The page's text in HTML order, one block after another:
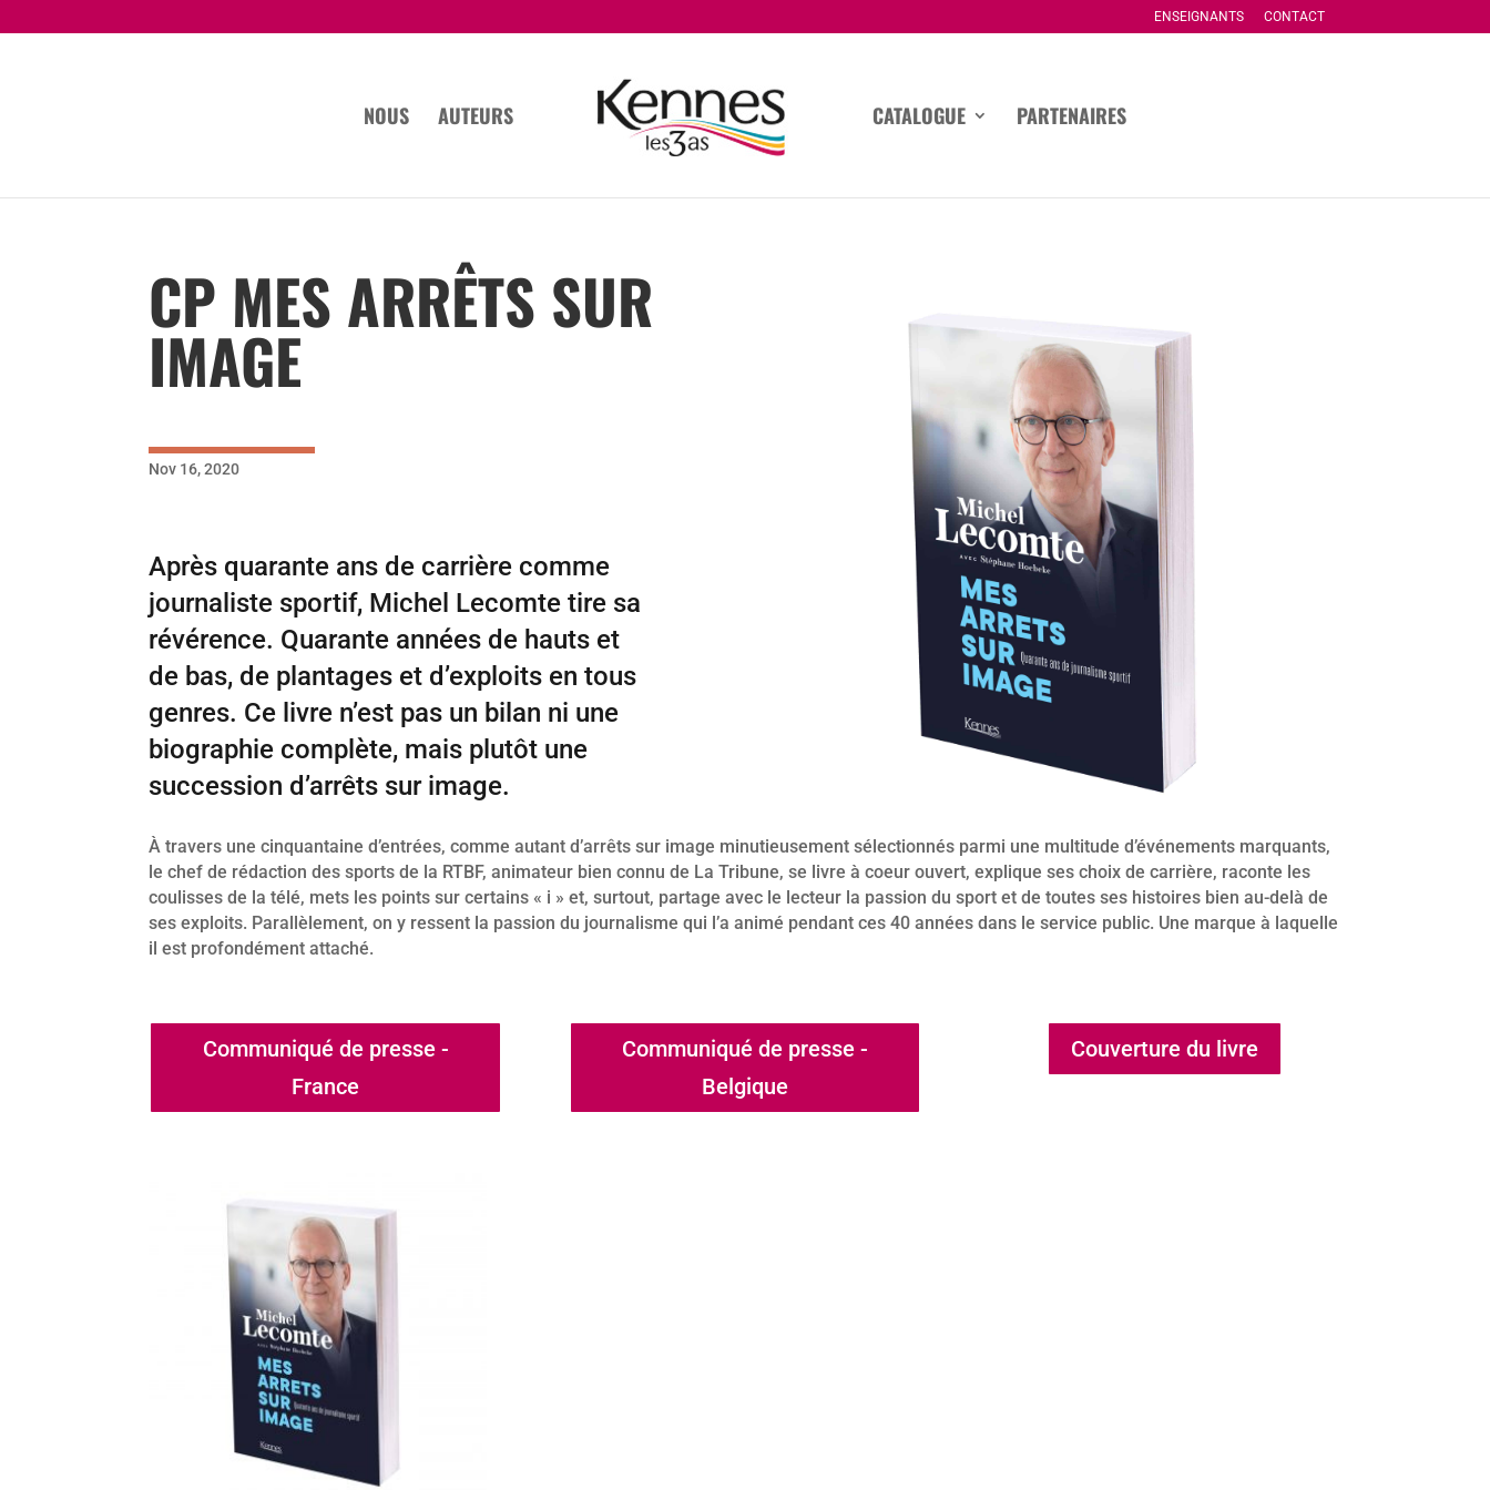
ENSEIGNANTS CONTACT
NOUS AUTEURS CATALOGUE PARTENAIRES
CP MES ARRÊTS SUR
IMAGE
Nov 16, 2020
Après quarante ans de carrière comme
journaliste sportif, Michel Lecomte tire sa
révérence. Quarante années de hauts et
de bas, de plantages et d’exploits en tous
genres. Ce livre n’est pas un bilan ni une
biographie complète, mais plutôt une
succession d’arrêts sur image.
À travers une cinquantaine d’entrées, comme autant d’arrêts sur image minutieusement sélectionnés parmi une multitude d’événements marquants,
le chef de rédaction des sports de la RTBF, animateur bien connu de La Tribune, se livre à coeur ouvert, explique ses choix de carrière, raconte les
coulisses de la télé, mets les points sur certains « i » et, surtout, partage avec le lecteur la passion du sport et de toutes ses histoires bien au-delà de
ses exploits. Parallèlement, on y ressent la passion du journalisme qui l’a animé pendant ces 40 années dans le service public. Une marque à laquelle
il est profondément attaché.
Communiqué de presse -
France
Communiqué de presse -
Belgique
Couverture du livre